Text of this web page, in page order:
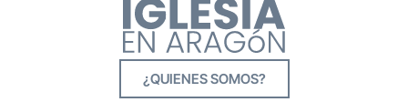
¿QUIENES SOMOS?